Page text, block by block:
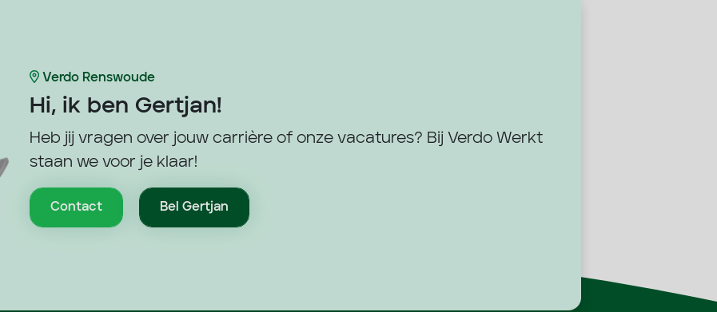
Verdo Renswoude
Hi, ik ben Gertjan!
Heb jij vragen over jouw carrière of onze vacatures? Bij Verdo Werkt
staan we voor je klaar!
Contact Bel Gertjan